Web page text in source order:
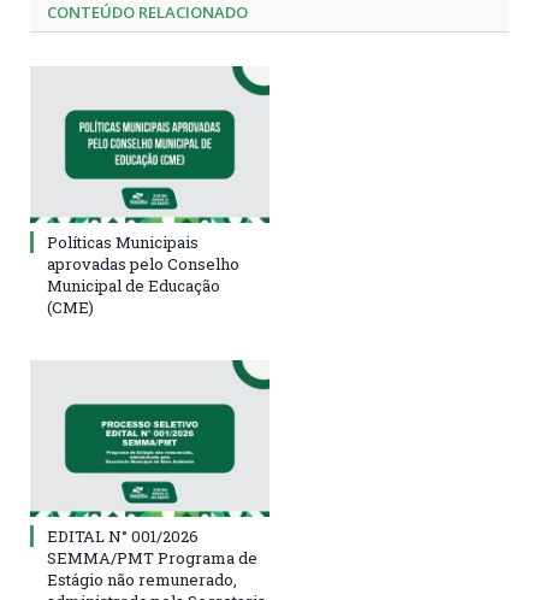
CONTEÚDO RELACIONADO
Políticas Municipais
aprovadas pelo Conselho
Municipal de Educação
(CME)
EDITAL N° 001/2026
SEMMA/PMT Programa de
Estágio não remunerado,